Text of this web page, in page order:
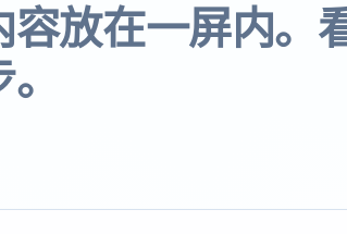
放在一屏内。